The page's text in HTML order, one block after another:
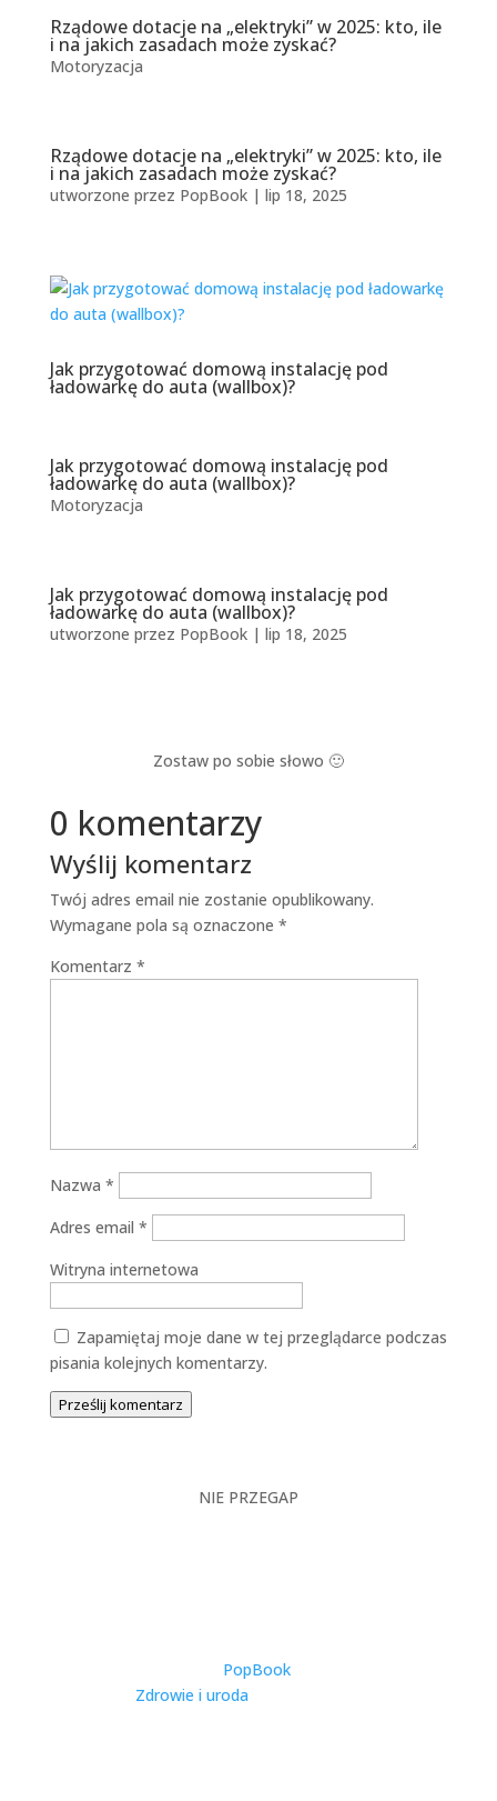
Rządowe dotacje na „elektryki” w 2025: kto, ile
i na jakich zasadach może zyskać?
Motoryzacja
Rządowe dotacje na „elektryki” w 2025: kto, ile
i na jakich zasadach może zyskać?
utworzone przez PopBook| lip 18, 2025
Jak przygotować domową instalację pod
ładowarkę do auta (wallbox)?
Jak przygotować domową instalację pod
ładowarkę do auta (wallbox)?
Motoryzacja
Jak przygotować domową instalację pod
ładowarkę do auta (wallbox)?
utworzone przez PopBook| lip 18, 2025
Zostaw po sobie słowo 🙂
0 komentarzy
Wyślij komentarz
Twój adres email nie zostanie opublikowany.
Wymagane pola są oznaczone *
Komentarz *
Nazwa *
Adres email *
Witryna internetowa
Zapamiętaj moje dane w tej przeglądarce podczas
pisania kolejnych komentarzy.
Prześlij komentarz
NIE PRZEGAP
PopBook|
Zdrowie i uroda